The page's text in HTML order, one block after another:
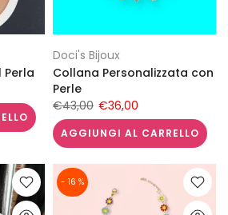
Perla
Doci's Bijoux
Collana Personalizzata con
Perle
€43,00 €36,00
AGGIUNGI AL CARRELLO
- 16 %